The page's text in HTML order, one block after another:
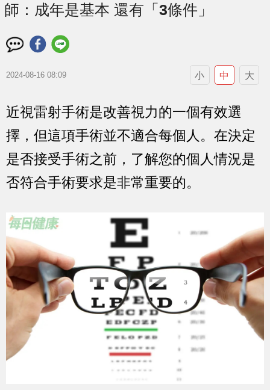
師：成年是基本 還有「3條件」
2024-08-16 08:09 小 中 大
近視雷射手術是改善視力的一個有效選
擇，但這項手術並不適合每個人。在決定
是否接受手術之前，了解您的個人情況是
否符合手術要求是非常重要的。